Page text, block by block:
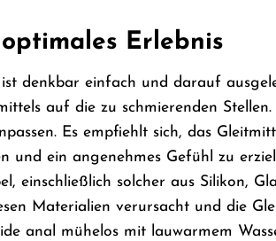
Erlebnis
denkbar einfach und darauf
auf die zu schmierenden
Es empfiehlt sich, das
und ein angenehmes Gefühl zu
einschließlich solcher aus Silikon,
Materialien verursacht und die
anal mühelos mit lauwarmem